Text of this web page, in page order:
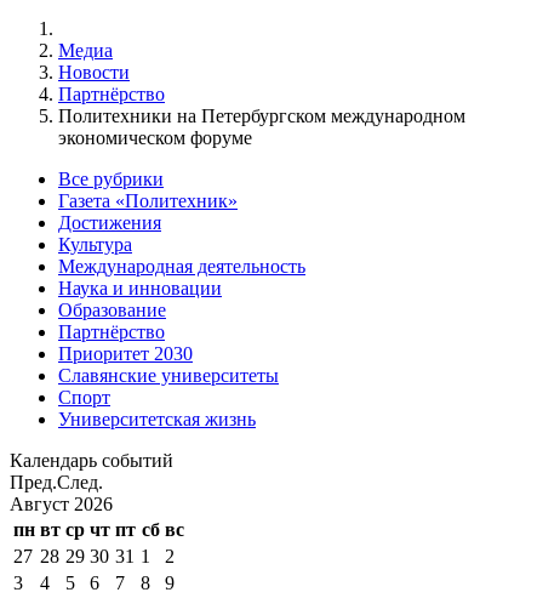
Медиа
Новости
Партнёрство
Политехники на Петербургском международном
экономическом форуме
Все рубрики
Газета «Политехник»
Достижения
Культура
Международная деятельность
Наука и инновации
Образование
Партнёрство
Приоритет 2030
Славянские университеты
Спорт
Университетская жизнь
Календарь событий
Пред.След.
Август 2026
пн вт ср чт пт сб вс
27 28 29 30 31 1
2
3
4 5 6 7 8
9